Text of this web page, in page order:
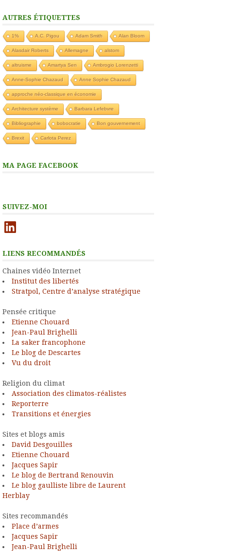
AUTRES ÉTIQUETTES
1% A.C. Pigou Adam Smith Alan Bloom
Alasdair Roberts Allemagne alstom
altruisme Amartya Sen Ambrogio Lorenzetti
Anne-Sophie Chazaud Anne Sophie Chazaud
approche néo-classique en économie
Architecture système Barbara Lefebvre
Bibliographie bobocratie Bon gouvernement
Brexit Carlota Perez
MA PAGE FACEBOOK
SUIVEZ-MOI
LinkedIn
LIENS RECOMMANDÉS
Chaines vidéo Internet
Institut des libertés
Stratpol, Centre d’analyse stratégique
Pensée critique
Etienne Chouard
Jean-Paul Brighelli
La saker francophone
Le blog de Descartes
Vu du droit
Religion du climat
Association des climatos-réalistes
Reporterre
Transitions et énergies
Sites et blogs amis
David Desgouilles
Etienne Chouard
Jacques Sapir
Le blog de Bertrand Renouvin
Le blog gaulliste libre de Laurent
Herblay
Sites recommandés
Place d’armes
Jacques Sapir
Jean-Paul Brighelli